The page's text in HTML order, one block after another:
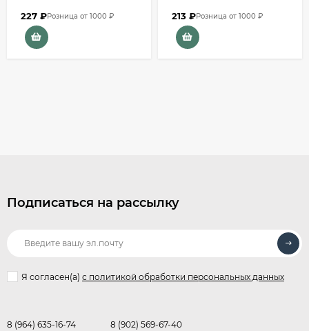
227 ₽Розница от 1000 ₽ 213 ₽Розница от 1000 ₽
Подписаться на рассылку
Я согласен(a) с политикой обработки персональных данных
8 (964) 635-16-74 8 (902) 569-67-40